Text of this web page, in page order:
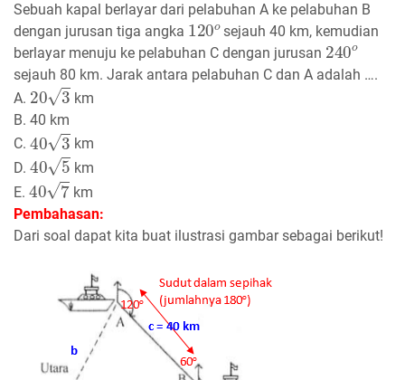
Sebuah kapal berlayar dari pelabuhan A ke pelabuhan B
dengan jurusan tiga angka
120o
sejauh 40 km, kemudian
berlayar menuju ke pelabuhan C dengan jurusan
240o
sejauh 80 km. Jarak antara pelabuhan C dan A adalah ….
A.
20 3
km
B. 40 km
C.
40 3
km
D.
40 5
km
E.
40 7
km
Pembahasan:
Dari soal dapat kita buat ilustrasi gambar sebagai berikut!